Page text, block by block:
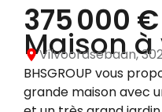
375 000 €
Maison
Vilvoordsebaan,
BHSGROUP vous
grande maison avec